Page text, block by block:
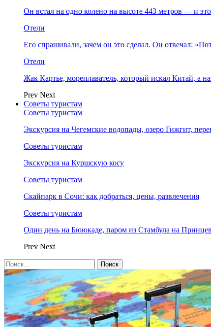
Он встал на одно колено на высоте 443 метров — и
Отели
Его спрашивали, зачем он это сделал. Он отвечал:
Отели
Жак Картье, мореплаватель, который искал Китай, а
Prev Next
Советы туристам
Советы туристам
Экскурсия на Чегемские водопады, озеро Гижгит,
Советы туристам
Экскурсия на Куршскую косу
Советы туристам
Скайпарк в Сочи: как добраться, цены, развлечения
Советы туристам
Один день на Бююкаде, паром из Стамбула на
Prev Next